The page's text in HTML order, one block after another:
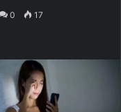
0 17